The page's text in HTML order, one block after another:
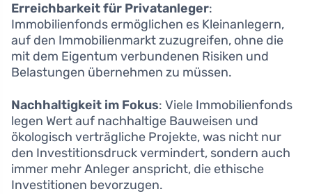
Erreichbarkeit für Privatanleger:
Immobilienfonds ermöglichen es Kleinanlegern,
auf den Immobilienmarkt zuzugreifen, ohne die
mit dem Eigentum verbundenen Risiken und
Belastungen übernehmen zu müssen.
Nachhaltigkeit im Fokus: Viele Immobilienfonds
legen Wert auf nachhaltige Bauweisen und
ökologisch verträgliche Projekte, was nicht nur
den Investitionsdruck vermindert, sondern auch
immer mehr Anleger anspricht, die ethische
Investitionen bevorzugen.